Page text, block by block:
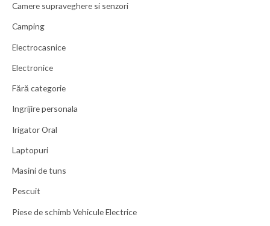
Camere supraveghere si senzori
Camping
Electrocasnice
Electronice
Fără categorie
Ingrijire personala
Irigator Oral
Laptopuri
Masini de tuns
Pescuit
Piese de schimb Vehicule Electrice